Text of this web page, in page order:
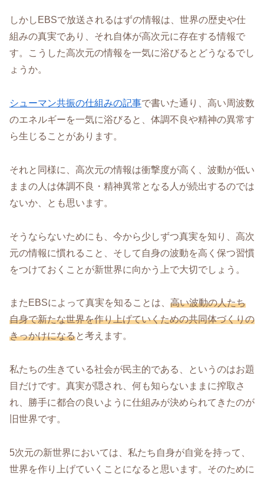
しかしEBSで放送されるはずの情報は、世界の歴史や仕
組みの真実であり、それ自体が高次元に存在する情報で
す。こうした高次元の情報を一気に浴びるとどうなるでし
ょうか。
シューマン共振の仕組みの記事で書いた通り、高い周波数
のエネルギーを一気に浴びると、体調不良や精神の異常す
ら生じることがあります。
それと同様に、高次元の情報は衝撃度が高く、波動が低い
ままの人は体調不良・精神異常となる人が続出するのでは
ないか、とも思います。
そうならないためにも、今から少しずつ真実を知り、高次
元の情報に慣れること、そして自身の波動を高く保つ習慣
をつけておくことが新世界に向かう上で大切でしょう。
またEBSによって真実を知ることは、 高い波動の人たち
自身で新たな世界を作り上げていくための共同体づくりの
きっかけになると考えます。
私たちの生きている社会が民主的である、というのはお題
目だけです。真実が隠され、何も知らないままに搾取さ
れ、勝手に都合の良いように仕組みが決められてきたのが
旧世界です。
5次元の新世界においては、私たち自身が自覚を持って、
世界を作り上げていくことになると思います。そのために